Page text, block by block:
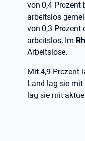
von 0,4 Prozent
arbeitslos
von 0,3 Prozent
arbeitslos. Im
Arbeitslose.
Mit 4,9 Prozent
Land lag sie mit
lag sie mit